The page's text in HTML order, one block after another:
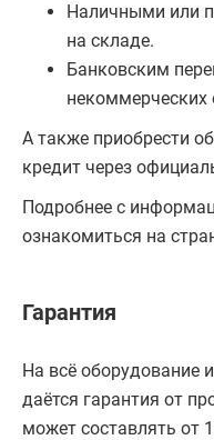
Наличными или
на складе.
Банковским
некоммерческих
А также приобрести
кредит через
Подробнее с
ознакомиться на
Гарантия
На всё оборудование
даётся гарантия от
может составлять от